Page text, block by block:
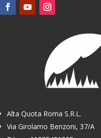
Alta Quota Roma S.R.L.
Via Girolamo Benzoni, 37/A